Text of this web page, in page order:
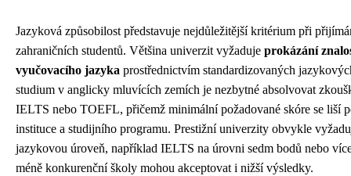
Jazyková způsobilost představuje nejdůležitější kritérium při
zahraničních studentů. Většina univerzit vyžaduje prokázání
vyučovacího jazyka prostřednictvím standardizovaných
studium v anglicky mluvících zemích je nezbytné absolvovat
IELTS nebo TOEFL, přičemž minimální požadované skóre se liší
instituce a studijního programu. Prestižní univerzity obvykle
jazykovou úroveň, například IELTS na úrovni sedm bodů nebo
méně konkurenční školy mohou akceptovat i nižší výsledky.